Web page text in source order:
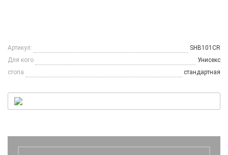
Артикул:
SHB101CR
Для кого
Унисекс
стопа
стандартная